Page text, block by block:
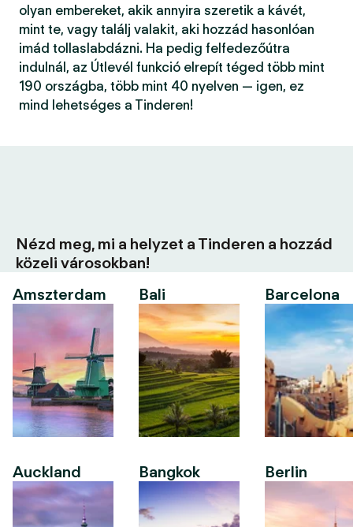
olyan embereket, akik annyira szeretik a kávét,
mint te, vagy találj valakit, aki hozzád hasonlóan
imád tollaslabdázni. Ha pedig felfedezőútra
indulnál, az Útlevél funkció elrepít téged több mint
190 országba, több mint 40 nyelven — igen, ez
mind lehetséges a Tinderen!
Nézd meg, mi a helyzet a Tinderen a hozzád
közeli városokban!
Amszterdam
Auckland
Bali
Bangkok
Barcelona
Berlin